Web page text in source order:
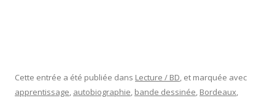
Cette entrée a été publiée dans Lecture / BD, et marquée avec
apprentissage, autobiographie, bande dessinée, Bordeaux,